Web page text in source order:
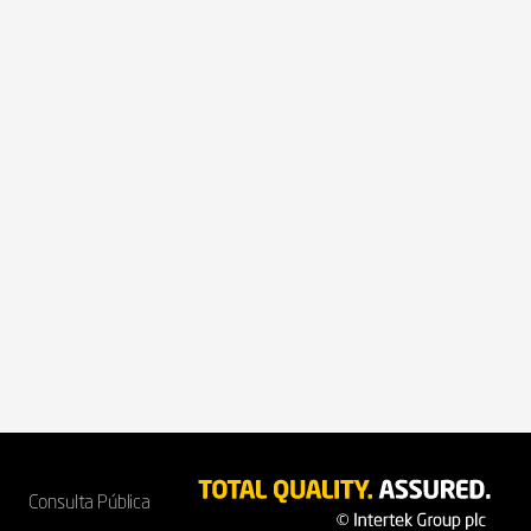
Consulta Pública